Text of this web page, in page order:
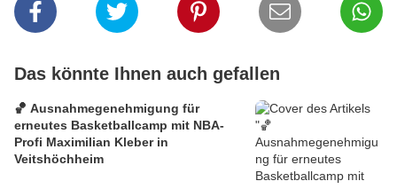
Das könnte Ihnen auch gefallen
🏀 Ausnahmegenehmigung für
erneutes Basketballcamp mit NBA-
Profi Maximilian Kleber in
Veitshöchheim